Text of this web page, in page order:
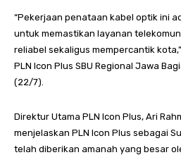
“Pekerjaan penataan kabel optik ini
untuk memastikan layanan
reliabel sekaligus mempercantik
PLN Icon Plus SBU Regional Jawa
(22/7).
Direktur Utama PLN Icon Plus, Ari
menjelaskan PLN Icon Plus sebagai
telah diberikan amanah yang besar